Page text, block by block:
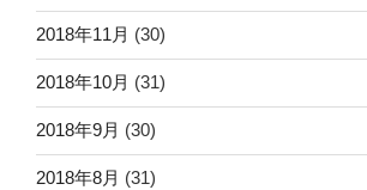
2018年11月 (30)
2018年10月 (31)
2018年9月 (30)
2018年8月 (31)